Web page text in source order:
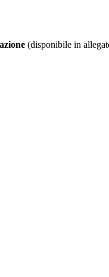
(disponibile in